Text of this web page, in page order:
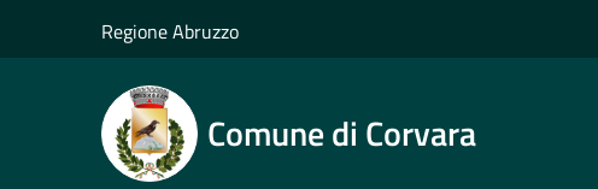
Regione Abruzzo
Comune di Corvara